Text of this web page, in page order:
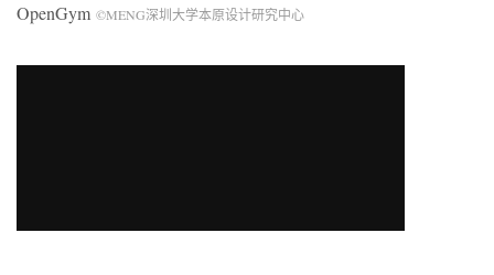
OpenGym ©MENG深圳大学本原设计研究中心